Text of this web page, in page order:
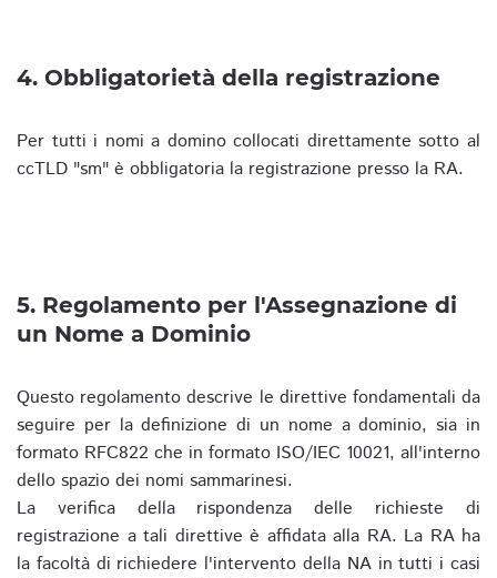
4. Obbligatorietà della registrazione
Per tutti i nomi a domino collocati direttamente sotto al
ccTLD "sm" è obbligatoria la registrazione presso la RA.
5. Regolamento per l'Assegnazione di
un Nome a Dominio
Questo regolamento descrive le direttive fondamentali da
seguire per la definizione di un nome a dominio, sia in
formato RFC822 che in formato ISO/IEC 10021, all'interno
dello spazio dei nomi sammarinesi.
La verifica della rispondenza delle richieste di
registrazione a tali direttive è affidata alla RA. La RA ha
la facoltà di richiedere l'intervento della NA in tutti i casi